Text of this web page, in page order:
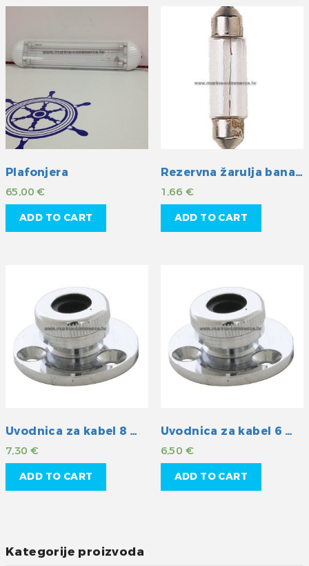
Plafonjera
65,00€
ADD TO CART
Rezervna žarulja banana
1,66 €
ADD TO CART
Uvodnica za kabel 8 mm
7,30 €
ADD TO CART
Uvodnica za kabel 6 mm
6,50 €
ADD TO CART
Kategorije proizvoda